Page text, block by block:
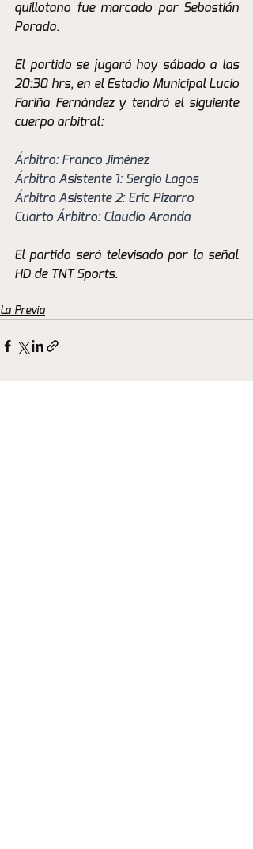
quillotano fue marcado por Sebastián
Parada.
El partido se jugará hoy sábado a las
20:30 hrs, en el Estadio Municipal Lucio
Fariña Fernández y tendrá el siguiente
cuerpo arbitral:
Árbitro: Franco Jiménez
Árbitro Asistente 1: Sergio Lagos
Árbitro Asistente 2: Eric Pizarro
Cuarto Árbitro: Claudio Aranda
El partido será televisado por la señal
HD de TNT Sports.
La Previa